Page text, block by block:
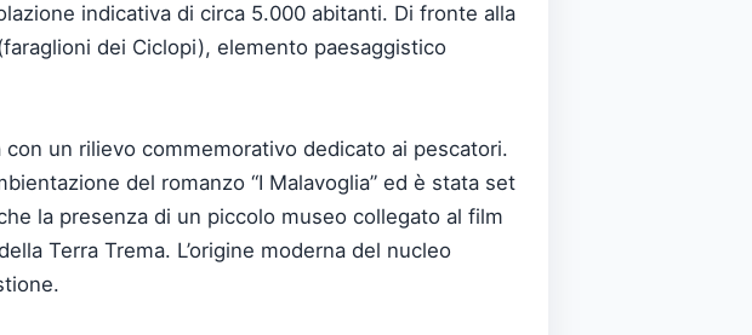
indicativa di circa 5.000 abitanti. Di fronte alla
dei Ciclopi), elemento paesaggistico
un rilievo commemorativo dedicato ai pescatori.
del romanzo “I Malavoglia” ed è stata set
la presenza di un piccolo museo collegato al film
Terra Trema. L’origine moderna del nucleo